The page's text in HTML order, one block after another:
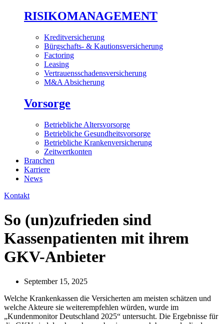
RISIKOMANAGEMENT
Kreditversicherung
Bürgschafts- & Kautionsversicherung
Factoring
Leasing
Vertrauensschadensversicherung
M&A Absicherung
Vorsorge
Betriebliche Altersvorsorge
Betriebliche Gesundheitsvorsorge
Betriebliche Krankenversicherung
Zeitwertkonten
Branchen
Karriere
News
Kontakt
So (un)zufrieden sind
Kassenpatienten mit ihrem
GKV-Anbieter
September 15, 2025
Welche Krankenkassen die Versicherten am meisten schätzen und
welche Akteure sie weiterempfehlen würden, wurde im
„Kundenmonitor Deutschland 2025“ untersucht. Die Ergebnisse für